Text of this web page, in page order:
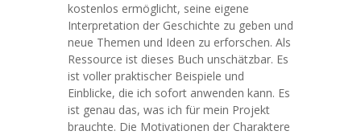
kostenlos ermöglicht, seine eigene
Interpretation der Geschichte zu geben und
neue Themen und Ideen zu erforschen. Als
Ressource ist dieses Buch unschätzbar. Es
ist voller praktischer Beispiele und
Einblicke, die ich sofort anwenden kann. Es
ist genau das, was ich für mein Projekt
brauchte. Die Motivationen der Charaktere